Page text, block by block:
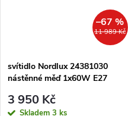
11 989 Kč
–67 %
svítidlo Nordlux 24381030
nástěnné měď 1x60W E27
3 950 Kč
Skladem 3 ks